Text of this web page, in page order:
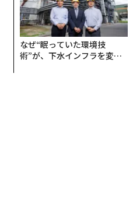
なぜ“眠っていた環境技
術”が、下水インフラを変え